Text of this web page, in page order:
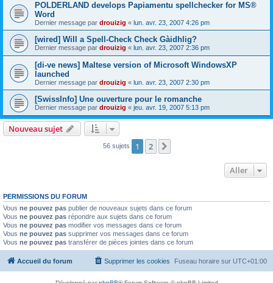
POLDERLAND develops Papiamentu spellchecker for MS®
Word
Dernier message par drouizig « lun. avr. 23, 2007 4:26 pm
[wired] Will a Spell-Check Check Gàidhlig?
Dernier message par drouizig « lun. avr. 23, 2007 2:36 pm
[di-ve news] Maltese version of Microsoft WindowsXP
launched
Dernier message par drouizig « lun. avr. 23, 2007 2:30 pm
[SwissInfo] Une ouverture pour le romanche
Dernier message par drouizig « jeu. avr. 19, 2007 5:13 pm
Nouveau sujet
56 sujets 1 2
Aller
PERMISSIONS DU FORUM
Vous ne pouvez pas publier de nouveaux sujets dans ce forum
Vous ne pouvez pas répondre aux sujets dans ce forum
Vous ne pouvez pas modifier vos messages dans ce forum
Vous ne pouvez pas supprimer vos messages dans ce forum
Vous ne pouvez pas transférer de pièces jointes dans ce forum
Accueil du forum Fuseau horaire sur UTC+01:00
Supprimer les cookies